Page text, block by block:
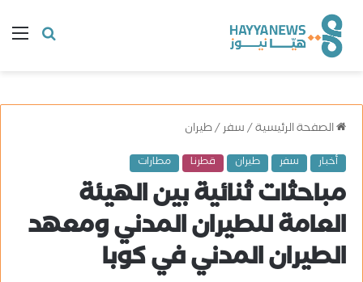
البحث
الصفحة الرئيسية/سفر/طيران
أخبار سفر طيران قطرنا مطارات
مباحثات ثنائية بين الهيئة
العامة للطيران المدني ومعهد
الطيران المدني في كوبا